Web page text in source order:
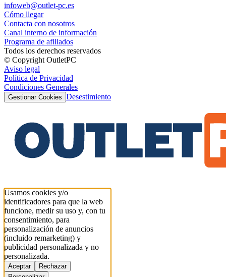
infoweb@outlet-pc.es
Cómo llegar
Contacta con nosotros
Canal interno de información
Programa de afiliados
Todos los derechos reservados
© Copyright OutletPC
Aviso legal
Política de Privacidad
Condiciones Generales
Gestionar Cookies Desestimiento
Usamos cookies y/o
identificadores para que la web
funcione, medir su uso y, con tu
consentimiento, para
personalización de anuncios
(incluido remarketing) y
publicidad personalizada y no
personalizada.
Aceptar
Rechazar